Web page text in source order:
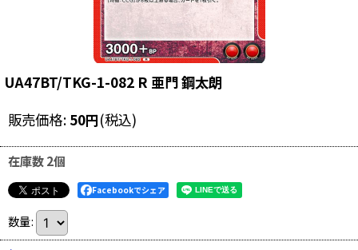
UA47BT/TKG-1-082 R 亜門 鋼太朗
販売価格: 50円(税込)
在庫数 2個
Facebookでシェア
数量: